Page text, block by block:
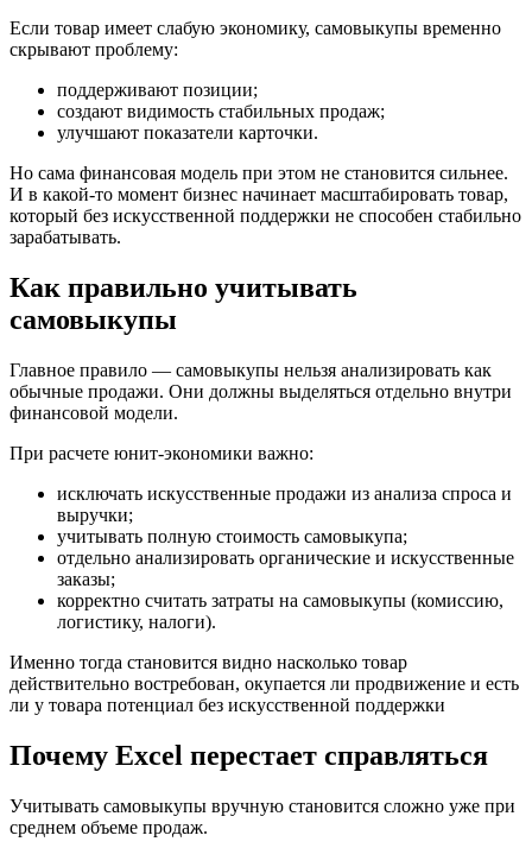
Если товар имеет слабую экономику, самовыкупы временно
скрывают проблему:
поддерживают позиции;
создают видимость стабильных продаж;
улучшают показатели карточки.
Но сама финансовая модель при этом не становится сильнее.
И в какой-то момент бизнес начинает масштабировать товар,
который без искусственной поддержки не способен стабильно
зарабатывать.
Как правильно учитывать
самовыкупы
Главное правило — самовыкупы нельзя анализировать как
обычные продажи. Они должны выделяться отдельно внутри
финансовой модели.
При расчете юнит-экономики важно:
исключать искусственные продажи из анализа спроса и
выручки;
учитывать полную стоимость самовыкупа;
отдельно анализировать органические и искусственные
заказы;
корректно считать затраты на самовыкупы (комиссию,
логистику, налоги).
Именно тогда становится видно насколько товар
действительно востребован, окупается ли продвижение и есть
ли у товара потенциал без искусственной поддержки
Почему Excel перестает справляться
Учитывать самовыкупы вручную становится сложно уже при
среднем объеме продаж.